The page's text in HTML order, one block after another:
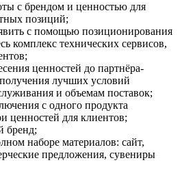
с брендом и ценностью для
позиций;
с помощью позиционирования
комплекс технических сервисов,
ценностей до партнёра-
лучших условий
и объемам поставок;
с одного продукта
ценностей для клиентов;
бренд;
наборе материалов: сайт,
предложения, сувениры